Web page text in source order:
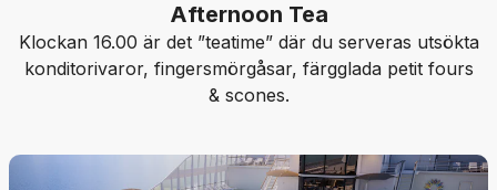
Afternoon Tea
Klockan 16.00 är det ”teatime” där du serveras utsökta
konditorivaror, fingersmörgåsar, färgglada petit fours
& scones.